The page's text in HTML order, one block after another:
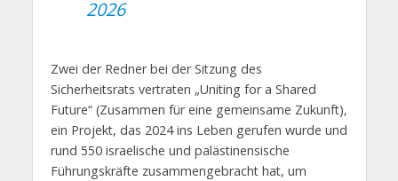
2026
Zwei der Redner bei der Sitzung des
Sicherheitsrats vertraten „Uniting for a Shared
Future“ (Zusammen für eine gemeinsame Zukunft),
ein Projekt, das 2024 ins Leben gerufen wurde und
rund 550 israelische und palästinensische
Führungskräfte zusammengebracht hat, um